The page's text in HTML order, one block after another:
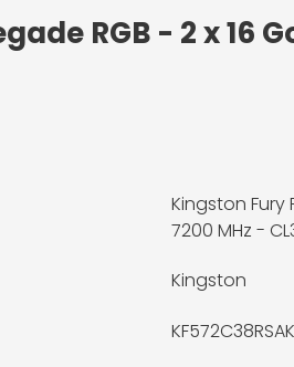
RGB - 2 x 16
Kingston Fury
7200 MHz -
Kingston